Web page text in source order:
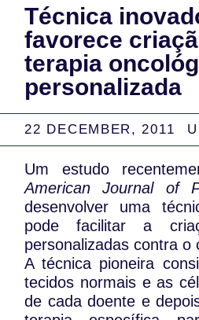
Técnica
favorece
terapia
personalizada
22 DECEMBER, 2011
Um estudo
American Journal of
desenvolver uma
pode facilitar a
personalizadas contra o
A técnica pioneira
tecidos normais e as
de cada doente e